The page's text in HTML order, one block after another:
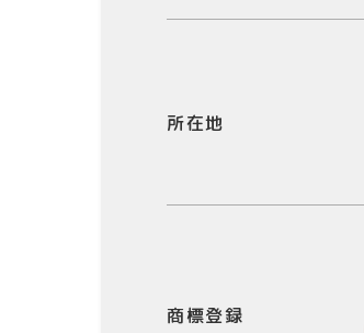
所在地
商標登録